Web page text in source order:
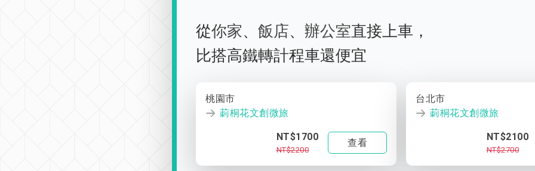
從你家、 飯店、 辦公室直接上車，
比搭高鐵轉計程車還便宜
桃園市
莿桐花文創微旅
NT$1700
NT$2200
查看
台北市
莿桐花文創微旅
NT$2100
NT$2700